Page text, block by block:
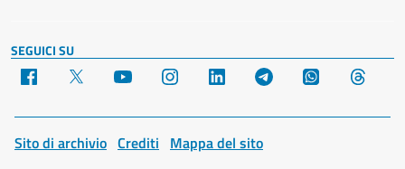
SEGUICI SU
Facebook YouTube Instagram LinkedIn Telegram WhatsApp
Sito di archivio Crediti Mappa del sito